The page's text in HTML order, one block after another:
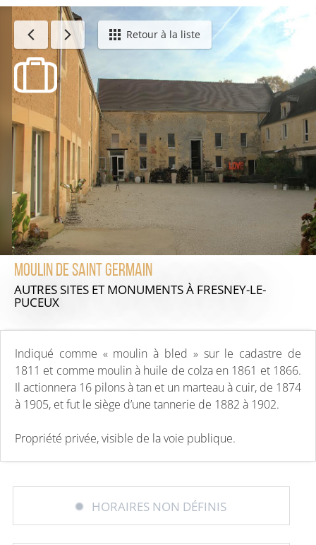
Patrimoine bâti Retour à la liste
Moulin de Saint Germain
AUTRES SITES ET MONUMENTSÀ FRESNEY-LE-
PUCEUX
Indiqué comme « moulin à bled » sur le cadastre de
1811 et comme moulin à huile de colza en 1861 et 1866.
Il actionnera 16 pilons à tan et un marteau à cuir, de 1874
à 1905, et fut le siège d’une tannerie de 1882 à 1902.
Propriété privée, visible de la voie publique.
HORAIRES NON DÉFINIS